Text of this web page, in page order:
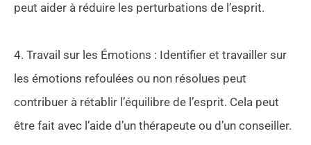
peut aider à réduire les perturbations de l’esprit.
4. Travail sur les Émotions : Identifier et travailler sur
les émotions refoulées ou non résolues peut
contribuer à rétablir l’équilibre de l’esprit. Cela peut
être fait avec l’aide d’un thérapeute ou d’un conseiller.